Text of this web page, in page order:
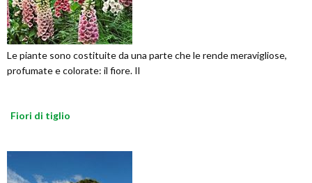
Le piante sono costituite da una parte che le rende meravigliose,
profumate e colorate: il fiore. Il
Fiori di tiglio